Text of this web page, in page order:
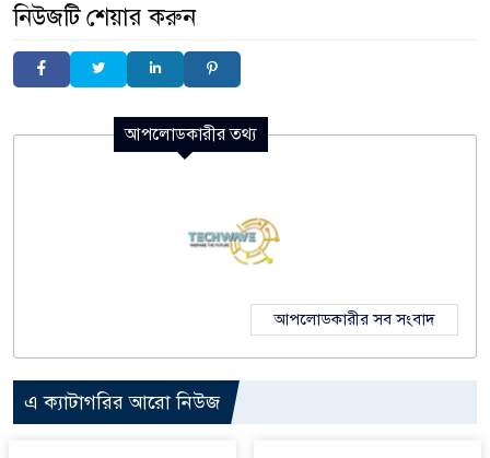
নিউজটি শেয়ার করুন
আপলোডকারীর তথ্য
আপলোডকারীর সব সংবাদ
এ ক্যাটাগরির আরো নিউজ